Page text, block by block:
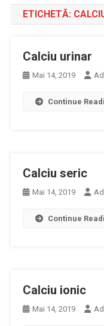
ETICHETĂ:
Calciu urinar
Mai 14, 2019
Continue
Calciu seric
Mai 14, 2019
Continue
Calciu ionic
Mai 14, 2019